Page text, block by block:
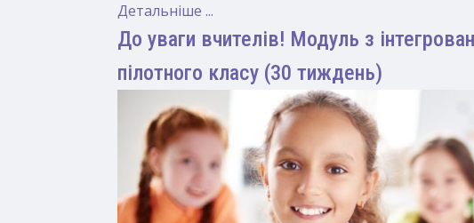
Детальніше ...
До уваги вчителів! Модуль з
пілотного класу (30 тиждень)